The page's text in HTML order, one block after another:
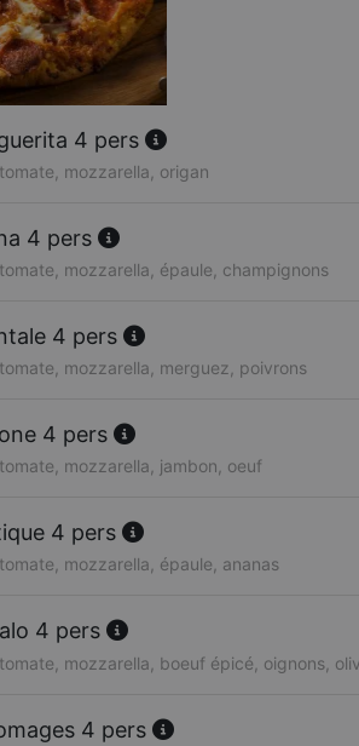
4 pers
mozzarella, origan
4 pers
mozzarella, épaule, champignons
4 pers
mozzarella, merguez, poivrons
4 pers
mozzarella, jambon, oeuf
4 pers
mozzarella, épaule, ananas
4 pers
mozzarella, boeuf épicé, oignons,
4 pers